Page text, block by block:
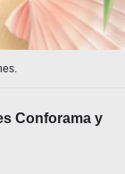
Conforama y